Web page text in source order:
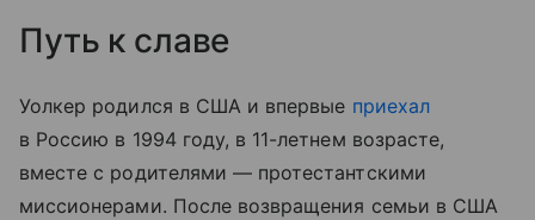
Путь к славе
Уолкер родился в США и впервые приехал
в Россию в 1994 году, в 11-летнем возрасте,
вместе с родителями — протестантскими
миссионерами. После возвращения семьи в США